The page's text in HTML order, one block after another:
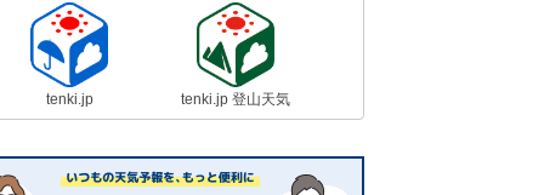
tenki.jp tenki.jp 登山天気